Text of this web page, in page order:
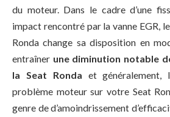
du moteur. Dans le cadre d’une
impact rencontré par la vanne EGR,
Ronda change sa disposition en
entraîner une diminution notable
la Seat Ronda et généralement,
problème moteur sur votre Seat
genre de d’amoindrissement